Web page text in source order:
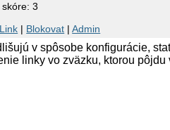
skóre: 3
Link | Blokovat |Admin
v spôsobe konfigurácie,
linky vo zväzku, ktorou pôjdu